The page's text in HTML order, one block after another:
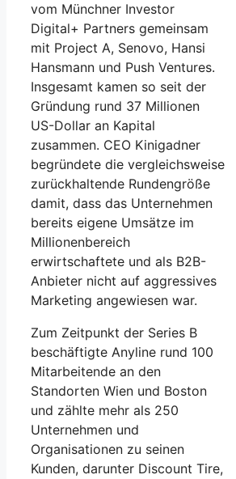
vom Münchner Investor
Digital+ Partners gemeinsam
mit Project A, Senovo, Hansi
Hansmann und Push Ventures.
Insgesamt kamen so seit der
Gründung rund 37 Millionen
US-Dollar an Kapital
zusammen. CEO Kinigadner
begründete die vergleichsweise
zurückhaltende Rundengröße
damit, dass das Unternehmen
bereits eigene Umsätze im
Millionenbereich
erwirtschaftete und als B2B-
Anbieter nicht auf aggressives
Marketing angewiesen war.
Zum Zeitpunkt der Series B
beschäftigte Anyline rund 100
Mitarbeitende an den
Standorten Wien und Boston
und zählte mehr als 250
Unternehmen und
Organisationen zu seinen
Kunden, darunter Discount Tire,